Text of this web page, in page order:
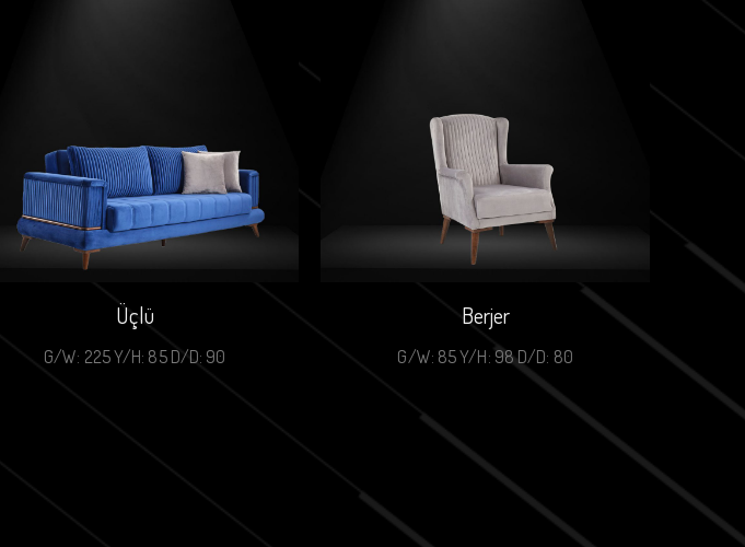
Üçlü
G/W: 225 Y/H: 85 D/D: 90
Berjer
G/W: 85 Y/H: 98 D/D: 80